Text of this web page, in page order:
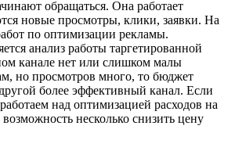
обращаться. Она работает
новые просмотры, клики, заявки. На
по оптимизации рекламы.
анализ работы таргетированной
канале нет или слишком малы
но просмотров много, то бюджет
более эффективный канал. Если
над оптимизацией расходов на
возможность несколько снизить цену